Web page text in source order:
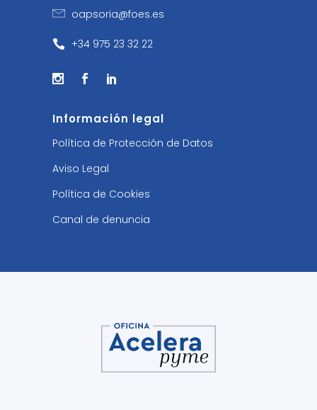
oapsoria@foes.es
+34 975 23 32 22
Información legal
Política de Protección de Datos
Aviso Legal
Política de Cookies
Canal de denuncia